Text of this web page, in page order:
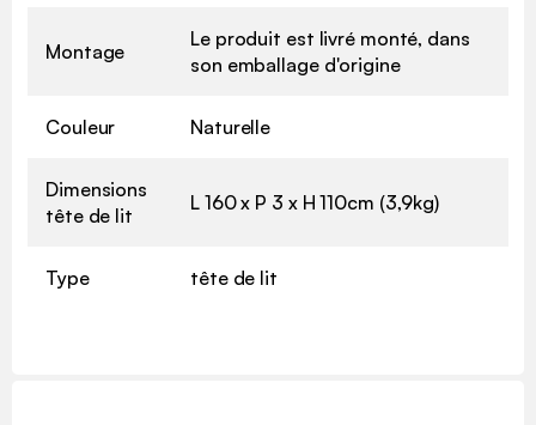
Montage
Le produit est livré monté, dans
son emballage d'origine
Couleur Naturelle
Dimensions
tête de lit
L 160 x P 3 x H 110cm (3,9kg)
Type tête de lit